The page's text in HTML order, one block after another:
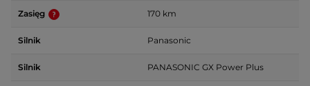
Zasięg 170 km
Silnik Panasonic
Silnik PANASONIC GX Power Plus